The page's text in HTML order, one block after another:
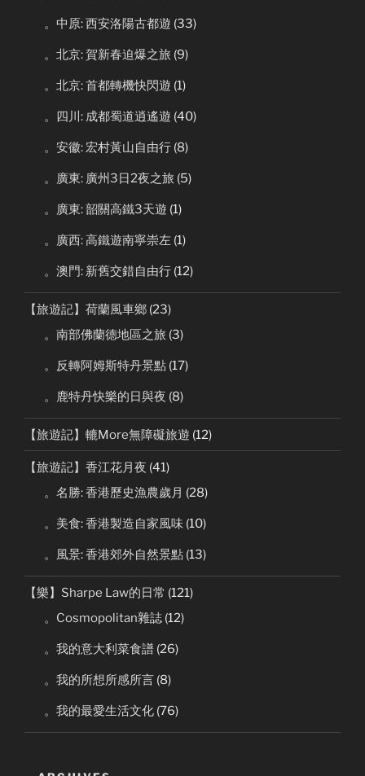
。中原: 西安洛陽古都遊 (33)
。北京: 賀新春迫爆之旅 (9)
。北京: 首都轉機快閃遊 (1)
。四川: 成都蜀道逍遙遊 (40)
。安徽: 宏村黃山自由行 (8)
。廣東: 廣州3日2夜之旅 (5)
。廣東: 韶關高鐵3天遊 (1)
。廣西: 高鐵遊南寧崇左 (1)
。澳門: 新舊交錯自由行 (12)
【旅遊記】荷蘭風車鄉 (23)
。南部佛蘭德地區之旅 (3)
。反轉阿姆斯特丹景點 (17)
。鹿特丹快樂的日與夜 (8)
【旅遊記】轆More無障礙旅遊 (12)
【旅遊記】香江花月夜 (41)
。名勝: 香港歷史漁農歲月 (28)
。美食: 香港製造自家風味 (10)
。風景: 香港郊外自然景點 (13)
【樂】Sharpe Law的日常 (121)
。Cosmopolitan雜誌 (12)
。我的意大利菜食譜 (26)
。我的所想所感所言 (8)
。我的最愛生活文化 (76)